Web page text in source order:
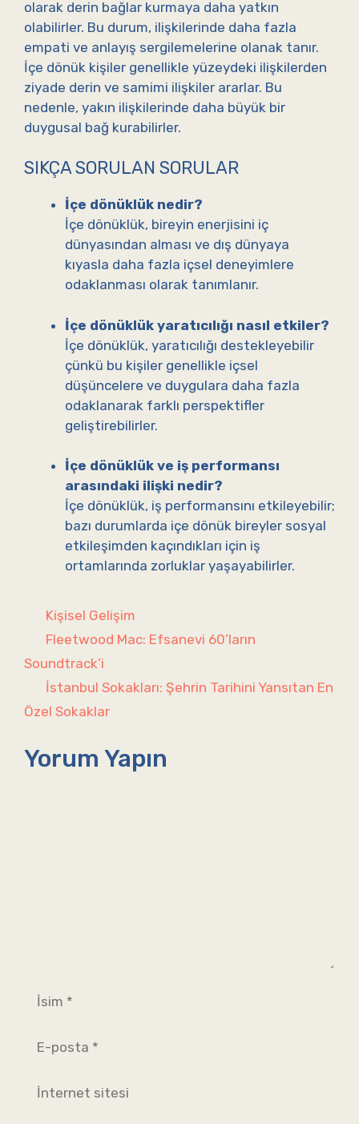
olarak derin bağlar kurmaya daha yatkın
olabilirler. Bu durum, ilişkilerinde daha fazla
empati ve anlayış sergilemelerine olanak tanır.
İçe dönük kişiler genellikle yüzeydeki ilişkilerden
ziyade derin ve samimi ilişkiler ararlar. Bu
nedenle, yakın ilişkilerinde daha büyük bir
duygusal bağ kurabilirler.
SIKÇA SORULAN SORULAR
İçe dönüklük nedir?
İçe dönüklük, bireyin enerjisini iç
dünyasından alması ve dış dünyaya
kıyasla daha fazla içsel deneyimlere
odaklanması olarak tanımlanır.
İçe dönüklük yaratıcılığı nasıl etkiler?
İçe dönüklük, yaratıcılığı destekleyebilir
çünkü bu kişiler genellikle içsel
düşüncelere ve duygulara daha fazla
odaklanarak farklı perspektifler
geliştirebilirler.
İçe dönüklük ve iş performansı
arasındaki ilişki nedir?
İçe dönüklük, iş performansını etkileyebilir;
bazı durumlarda içe dönük bireyler sosyal
etkileşimden kaçındıkları için iş
ortamlarında zorluklar yaşayabilirler.
Kategoriler
Kişisel Gelişim
Fleetwood Mac: Efsanevi 60’ların
Soundtrack’i
İstanbul Sokakları: Şehrin Tarihini Yansıtan En
Özel Sokaklar
Yorum Yapın
İsim
posta
İnternet
sitesi